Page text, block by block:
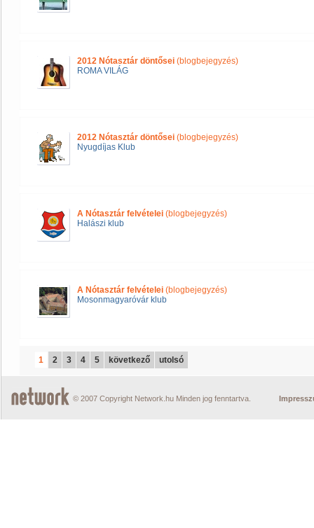
2012 Nótasztár döntősei (blogbejegyzés)
ROMA VILÁG
2012 Nótasztár döntősei (blogbejegyzés)
Nyugdíjas Klub
A Nótasztár felvételei (blogbejegyzés)
Halászi klub
A Nótasztár felvételei (blogbejegyzés)
Mosonmagyaróvár klub
1 2 3 4 5 következő utolsó
© 2007 Copyright Network.hu Minden jog fenntartva.